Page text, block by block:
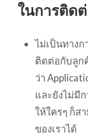
ในการติด
ไม่เป็นทางก
ติดต่อกับลูก
ว่า
และยังไม่มี
ให้ใครๆ ก็ส
ของเราได้